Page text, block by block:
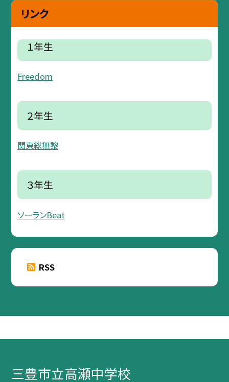
リンク
１年生
Freedom
２年生
関東総無黎
３年生
ソーランBeat
RSS
三豊市立高瀬中学校